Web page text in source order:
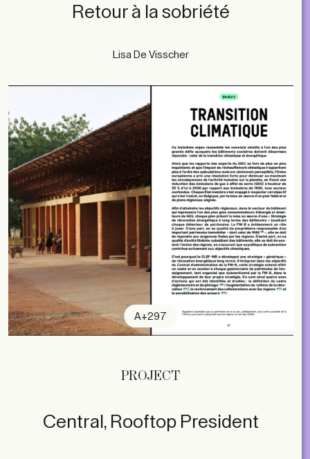
Retour à la sobriété
Lisa De Visscher
A+297
PROJECT
Central, Rooftop President